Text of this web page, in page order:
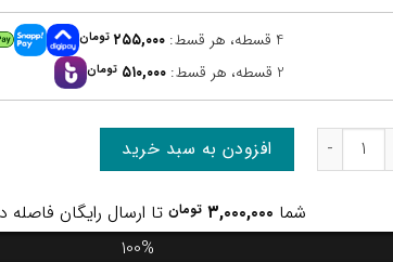
4 قسطه، هر قسط: ۲۵۵,۰۰۰ تومان
2 قسطه، هر قسط: ۵۱۰,۰۰۰ تومان
افزودن به سبد خرید
شما ۳,۰۰۰,۰۰۰ تومان تا ارسال رایگان فاصله
100%